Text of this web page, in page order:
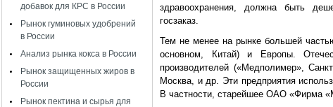
добавок для КРС в России
Рынок гуминовых удобрений
в России
Анализ рынка кокса в России
Рынок защищенных жиров в
России
Рынок пектина и сырья для
здравоохранения, должна быть
госзаказ.
Тем не менее на рынке большей
основном, Китай) и Европы.
производителей («Медполимер»,
Москва, и др. Эти предприятия
В частности, старейшее ОАО «Фирма